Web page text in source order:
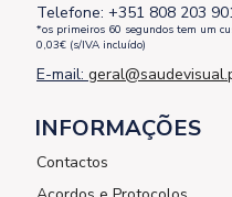
Telefone: +351 808 203
*os primeiros 60 segundos tem um
0,03€ (s/IVA incluído)
E-mail:
INFORMAÇÕES
Contactos